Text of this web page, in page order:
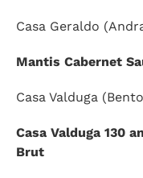
Casa Geraldo
Mantis Cabernet
Casa Valduga
Casa Valduga 130
Brut